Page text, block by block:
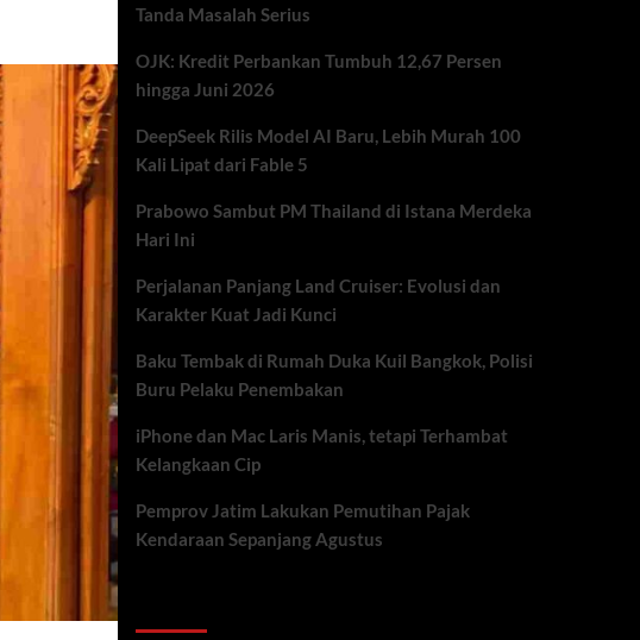
Tanda Masalah Serius
OJK: Kredit Perbankan Tumbuh 12,67 Persen
hingga Juni 2026
DeepSeek Rilis Model AI Baru, Lebih Murah 100
Kali Lipat dari Fable 5
Prabowo Sambut PM Thailand di Istana Merdeka
Hari Ini
Perjalanan Panjang Land Cruiser: Evolusi dan
Karakter Kuat Jadi Kunci
Baku Tembak di Rumah Duka Kuil Bangkok, Polisi
Buru Pelaku Penembakan
iPhone dan Mac Laris Manis, tetapi Terhambat
Kelangkaan Cip
Pemprov Jatim Lakukan Pemutihan Pajak
Kendaraan Sepanjang Agustus